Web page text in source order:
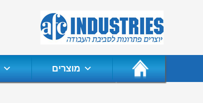
מוצרים